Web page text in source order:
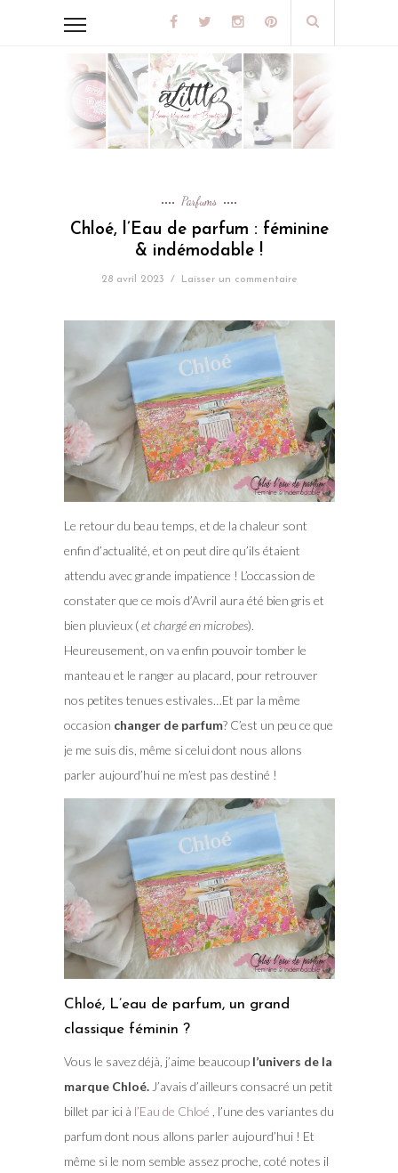
Parfums
Chloé, l’Eau de parfum : féminine
& indémodable !
28 avril 2023 / Laisser un commentaire
Le retour du beau temps, et de la chaleur sont
enfin d’actualité, et on peut dire qu’ils étaient
attendu avec grande impatience ! L’occassion de
constater que ce mois d’Avril aura été bien gris et
bien pluvieux (et chargé en microbes).
Heureusement, on va enfin pouvoir tomber le
manteau et le ranger au placard, pour retrouver
nos petites tenues estivales…Et par la même
occasion changer de parfum? C’est un peu ce que
je me suis dis, même si celui dont nous allons
parler aujourd’hui ne m’est pas destiné !
Chloé, L’eau de parfum, un grand
classique féminin ?
Vous le savez déjà, j’aime beaucoup l’univers de la
marque Chloé.J’avais d’ailleurs consacré un petit
billet par ici à l’Eau de Chloé
, l’une des variantes du
parfum dont nous allons parler aujourd’hui ! Et
même si le nom semble assez proche, coté notes il